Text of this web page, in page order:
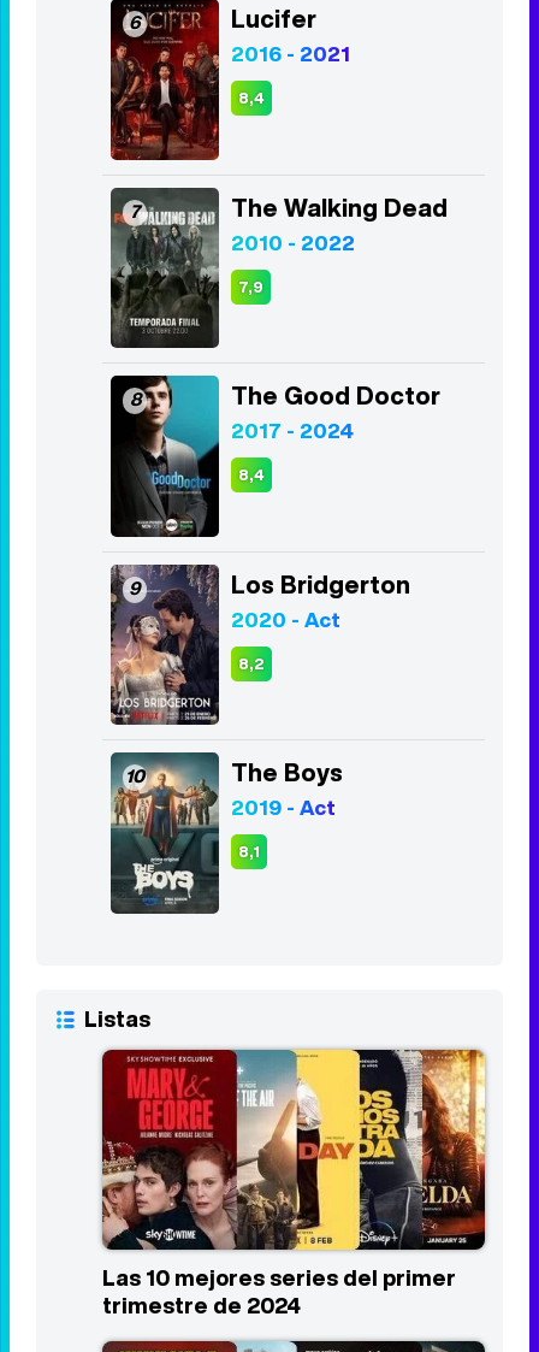
6 Lucifer
2016 - 2021
8,4
7 The Walking Dead
2010 - 2022
7,9
8 The Good Doctor
2017 - 2024
8,4
9 Los Bridgerton
2020 - Act
8,2
10 The Boys
2019 - Act
8,1
Listas
Las 10 mejores series del primer
trimestre de 2024